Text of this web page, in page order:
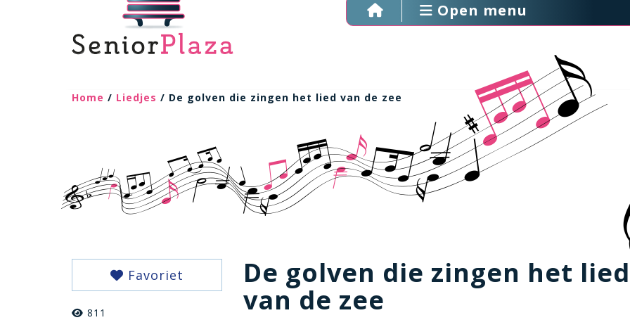
Open menu
Home / Liedjes / De golven die zingen het lied van de zee
Favoriet
811
De golven die zingen het lied
van de zee